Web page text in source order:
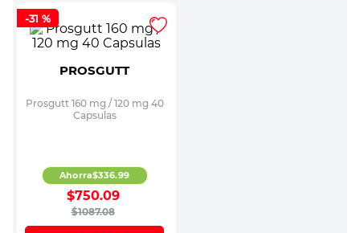
-31 %
PROSGUTT
Prosgutt 160 mg / 120 mg 40
Capsulas
$1087.08
$750.09
Ahorra$336.99